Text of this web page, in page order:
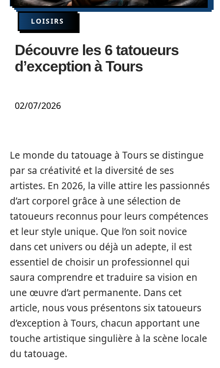
LOISIRS
Découvre les 6 tatoueurs
d’exception à Tours
02/07/2026
Le monde du tatouage à Tours se distingue
par sa créativité et la diversité de ses
artistes. En 2026, la ville attire les passionnés
d’art corporel grâce à une sélection de
tatoueurs reconnus pour leurs compétences
et leur style unique. Que l’on soit novice
dans cet univers ou déjà un adepte, il est
essentiel de choisir un professionnel qui
saura comprendre et traduire sa vision en
une œuvre d’art permanente. Dans cet
article, nous vous présentons six tatoueurs
d’exception à Tours, chacun apportant une
touche artistique singulière à la scène locale
du tatouage.